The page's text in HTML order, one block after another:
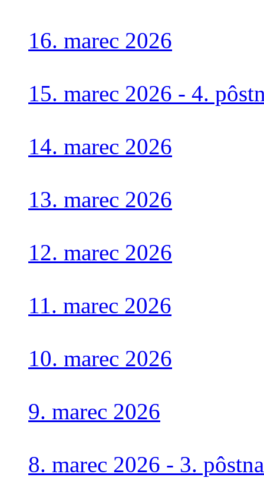
16. marec 2026
15. marec 2026 - 4.
14. marec 2026
13. marec 2026
12. marec 2026
11. marec 2026
10. marec 2026
9. marec 2026
8. marec 2026 - 3.